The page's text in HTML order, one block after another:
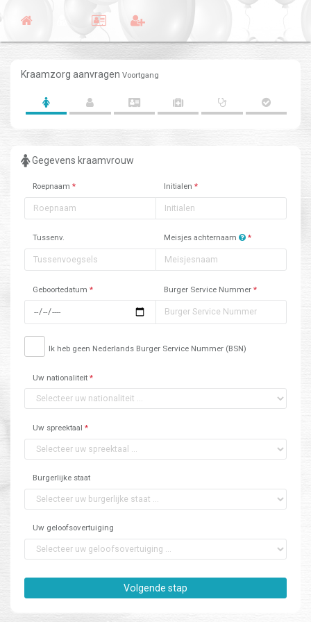
Kraamzorg aanvragen Voortgang
Gegevens kraamvrouw
Roepnaam * Initialen *
Tussenv. Meisjes achternaam *
Geboortedatum * Burger Service Nummer *
Ik heb geen Nederlands Burger Service Nummer (BSN)
Uw nationaliteit *
Uw spreektaal *
Burgerlijke staat
Uw geloofsovertuiging
Volgende stap